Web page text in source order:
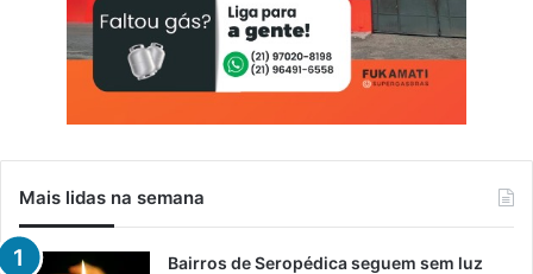
Mais lidas na semana
Bairros de Seropédica seguem sem luz